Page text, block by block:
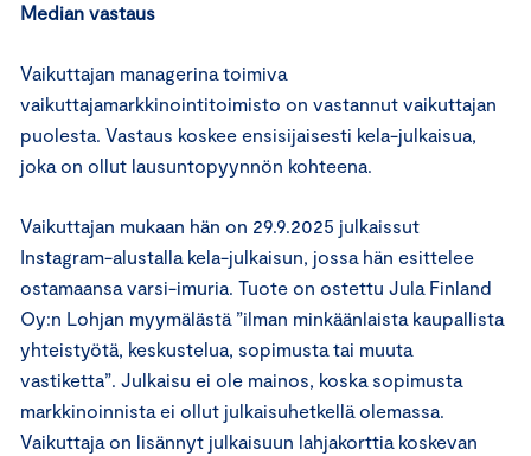
Median vastaus
Vaikuttajan managerina toimiva
vaikuttajamarkkinointitoimisto on vastannut vaikuttajan
puolesta. Vastaus koskee ensisijaisesti kela-julkaisua,
joka on ollut lausuntopyynnön kohteena.
Vaikuttajan mukaan hän on 29.9.2025 julkaissut
Instagram-alustalla kela-julkaisun, jossa hän esittelee
ostamaansa varsi-imuria. Tuote on ostettu Jula Finland
Oy:n Lohjan myymälästä ”ilman minkäänlaista kaupallista
yhteistyötä, keskustelua, sopimusta tai muuta
vastiketta”. Julkaisu ei ole mainos, koska sopimusta
markkinoinnista ei ollut julkaisuhetkellä olemassa.
Vaikuttaja on lisännyt julkaisuun lahjakorttia koskevan